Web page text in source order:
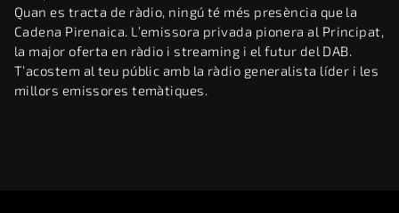
Quan es tracta de ràdio, ningú té més presència que la
Cadena Pirenaica. L’emissora privada pionera al Principat,
la major oferta en ràdio i streaming i el futur del DAB.
T’acostem al teu públic amb la ràdio generalista líder i les
millors emissores temàtiques.